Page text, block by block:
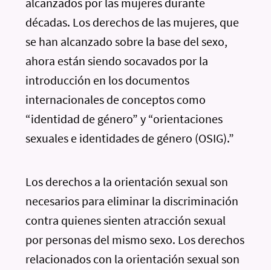
décadas. Los derechos de las mujeres, que
se han alcanzado sobre la base del sexo,
ahora están siendo socavados por la
introducción en los documentos
internacionales de conceptos como
“identidad de género” y “orientaciones
sexuales e identidades de género (OSIG).”
Los derechos a la orientación sexual son
necesarios para eliminar la discriminación
contra quienes sienten atracción sexual
por personas del mismo sexo. Los derechos
relacionados con la orientación sexual son